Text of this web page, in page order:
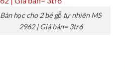
Bàn học cho 2 bé gỗ tự nhiên MS
2962 | Giá bán= 3tr6